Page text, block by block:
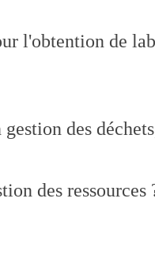
l'obtention de
des
des ressources